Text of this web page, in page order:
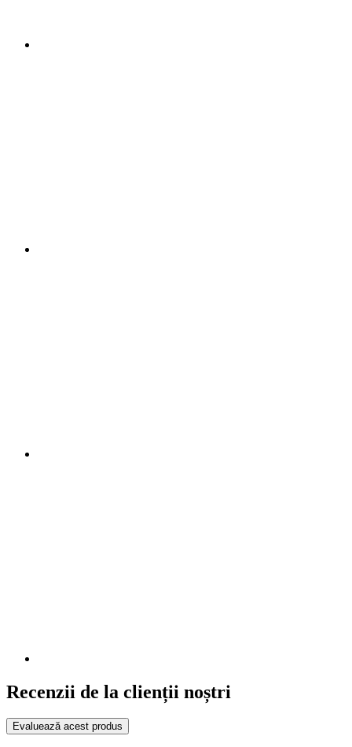
Recenzii de la clienții noștri
Evaluează acest produs